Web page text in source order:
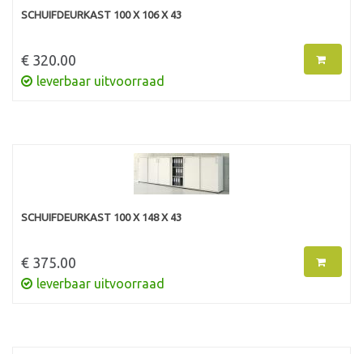
SCHUIFDEURKAST 100 X 106 X 43
€ 320.00
leverbaar uitvoorraad
SCHUIFDEURKAST 100 X 148 X 43
€ 375.00
leverbaar uitvoorraad